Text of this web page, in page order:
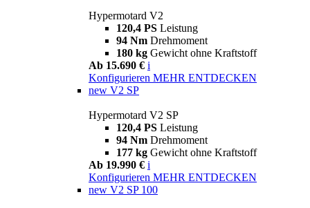
Hypermotard V2
120,4 PS Leistung
94 Nm Drehmoment
180 kg Gewicht ohne Kraftstoff
Ab 15.690 € i
Konfigurieren MEHR ENTDECKEN
new V2 SP
Hypermotard V2 SP
120,4 PS Leistung
94 Nm Drehmoment
177 kg Gewicht ohne Kraftstoff
Ab 19.990 € i
Konfigurieren MEHR ENTDECKEN
new V2 SP 100